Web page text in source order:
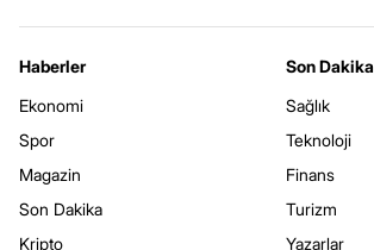
Haberler
Ekonomi
Spor
Magazin
Son Dakika
Kripto
Son Dakika
Sağlık
Teknoloji
Finans
Turizm
Yazarlar